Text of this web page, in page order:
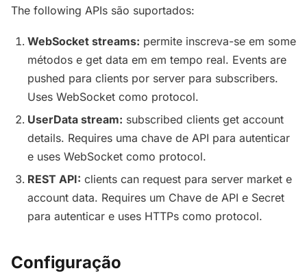
The following APIs são suportados:
WebSocket streams: permite inscreva-se em some
métodos e get data em em tempo real. Events are
pushed para clients por server para subscribers.
Uses WebSocket como protocol.
UserData stream: subscribed clients get account
details. Requires uma chave de API para autenticar
e uses WebSocket como protocol.
REST API: clients can request para server market e
account data. Requires um Chave de API e Secret
para autenticar e uses HTTPs como protocol.
Configuração